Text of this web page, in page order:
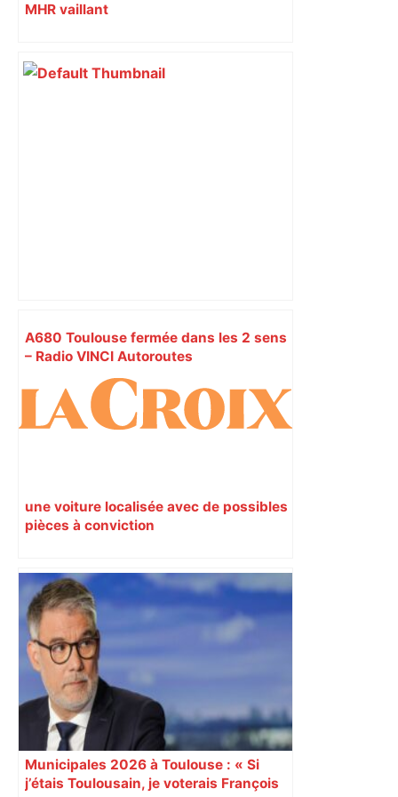
MHR vaillant
A680 Toulouse fermée dans les 2 sens
– Radio VINCI Autoroutes
une voiture localisée avec de possibles
pièces à conviction
Municipales 2026 à Toulouse : « Si
j’étais Toulousain, je voterais François